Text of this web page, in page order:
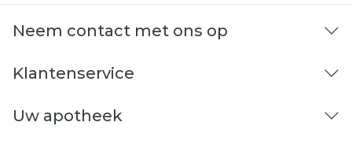
penis, aanwezigheid van bloed in het sperma
Neem contact met ons op
Klantenservice
Uw apotheek